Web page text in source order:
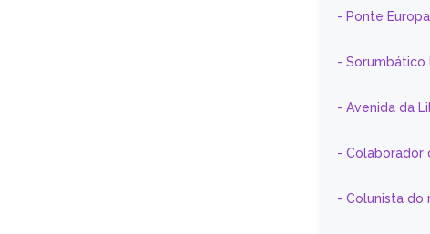
- Ponte
-
- Avenida da
- Colaborador
- Colunista do